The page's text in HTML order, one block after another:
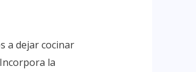
a dejar cocinar
la